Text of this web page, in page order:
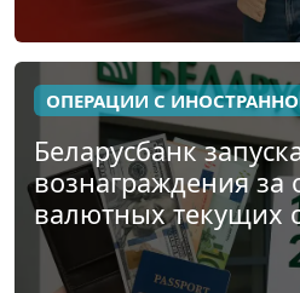
ОПЕРАЦИИ С
Беларусбанк
вознаграждения за
валютных текущих